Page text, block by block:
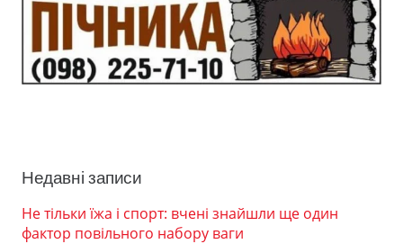
Недавні записи
Не тільки їжа і спорт: вчені знайшли ще один
фактор повільного набору ваги